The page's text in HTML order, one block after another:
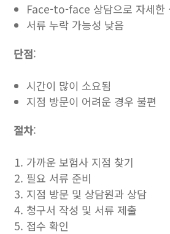
Face-to-face 상담으로 자세한
서류 누락 가능성 낮음
단점:
시간이 많이 소요됨
지점 방문이 어려운 경우 불편
절차:
가까운 보험사 지점 찾기
필요 서류 준비
지점 방문 및 상담원과 상담
청구서 작성 및 서류 제출
접수 확인